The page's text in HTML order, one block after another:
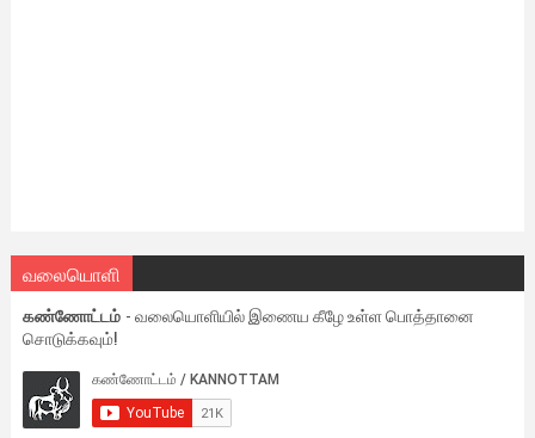
வலையொளி
கண்ணோட்டம் - வலையொளியில் இணைய கீழே உள்ள பொத்தானை
சொடுக்கவும்!